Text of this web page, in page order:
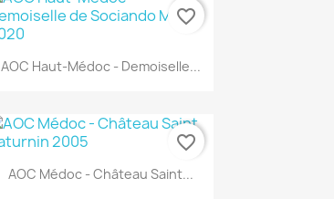
Aperçu rapide
AOC Haut-Médoc - Demoiselle...
favorite_border
Aperçu rapide
AOC Médoc - Château Saint...
favorite_border